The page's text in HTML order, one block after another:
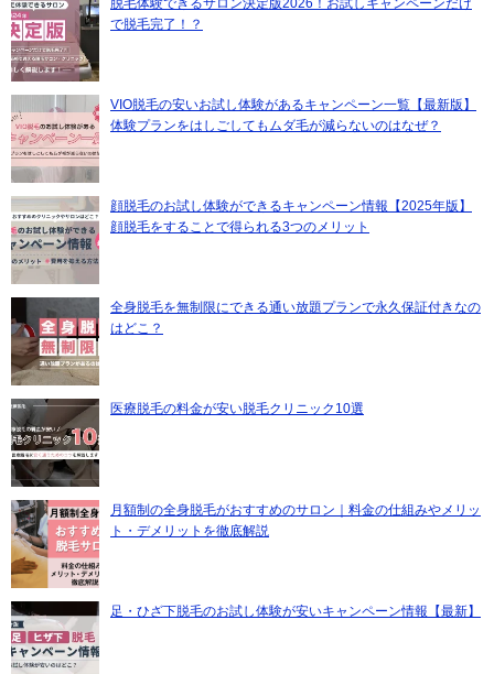
で脱毛完了！？
VIO脱毛の安いお試し体験があるキャンペーン一覧【最新版】
体験プランをはしごしてもムダ毛が減らないのはなぜ？
顔脱毛のお試し体験ができるキャンペーン情報【2025年版】
顔脱毛をすることで得られる3つのメリット
全身脱毛を無制限にできる通い放題プランで永久保証付きなの
はどこ？
医療脱毛の料金が安い脱毛クリニック10選
月額制の全身脱毛がおすすめのサロン｜料金の仕組みやメリッ
ト・デメリットを徹底解説
足・ひざ下脱毛のお試し体験が安いキャンペーン情報【最新】